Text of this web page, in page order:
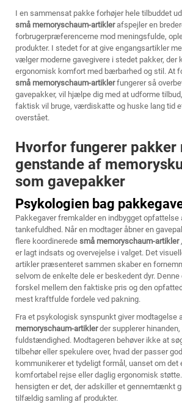
I en sammensat pakke forhøjer hele tilbuddet
små memoryschaum-artiklerafspejler en
forbrugerpræferencerne mod meningsfulde,
produkter. I stedet for at give engangsartikler
vælger moderne gavegivere i stedet pakker, der
ergonomisk komfort med bærbarhed og stil. At
små memoryschaum-artiklerfungerer så
gavepakker, vil hjælpe dig med at udforme
faktisk vil bruge, værdiskatte og huske lang tid
overstået.
Hvorfor fungerer pakker
genstande af
som gavepakker
Psykologien bag
Pakkegaver fremkalder en indbygget opfattelse
tankefuldhed. Når en modtager åbner en
flere koordinerede små memoryschaum-artikler
er lagt indsats og overvejelse i valget. Det
artikler præsenteret sammen skaber en
selvom de enkelte dele er beskedent dyr.
forskel mellem den faktiske pris og den
mest kraftfulde fordele ved pakning.
Fra et psykologisk synspunkt giver modtagelse
memoryschaum-artiklerder supplerer
fuldstændighed. Modtageren behøver ikke at
tilbehør eller spekulere over, hvad der passer
kommunikerer et tydeligt formål, uanset om det
komfortabel rejse eller daglig ergonomisk
hensigten er det, der adskiller et gennemtænkt
tilfældig samling af produkter.